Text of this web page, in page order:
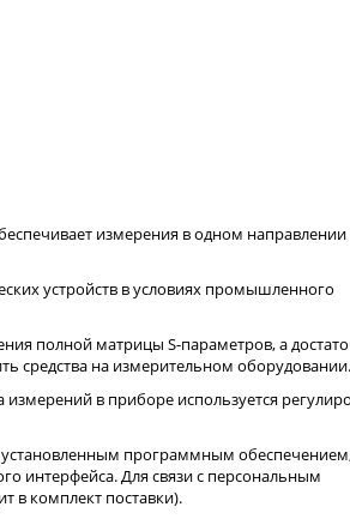
измерения в одном направлении
устройств в условиях промышленного
полной матрицы S-параметров, а
средства на измерительном оборудовании.
в приборе используется
программным
интерфейса. Для связи с персональным
в комплект поставки).